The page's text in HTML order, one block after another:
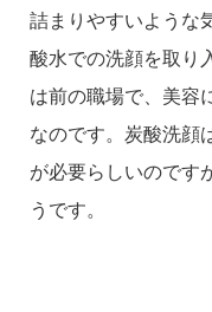
詰まりやすいような
酸水での洗顔を取り
は前の職場で、美容
なのです。炭酸洗顔
が必要らしいのです
うです。